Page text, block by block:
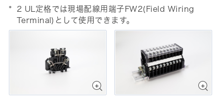
2 UL定格では現場配線用端子FW2(Field Wiring
Terminal)として使用できます。